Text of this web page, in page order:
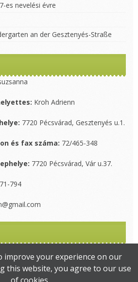
es nevelési évre
an der Gesztenyés-Straße
Kroh Adrienn
7720 Pécsvárad, Gesztenyés u.1.
és fax száma: 72/465-348
7720 Pécsvárad, Vár u.37.
794
improve your experience on our
this website, you agree to our use